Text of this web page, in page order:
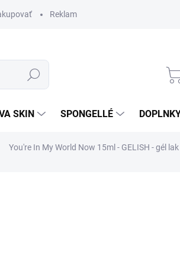
Reklamačný poriadok
Hľadať
SKIN SPONGELLÉ
You're In My World Now 15ml - GELISH - gél